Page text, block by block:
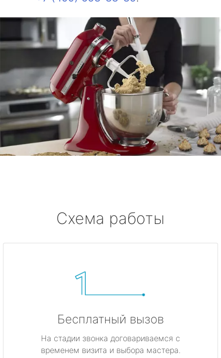
Схема работы
Бесплатный вызов
На стадии звонка договариваемся с
временем визита и выбора мастера.